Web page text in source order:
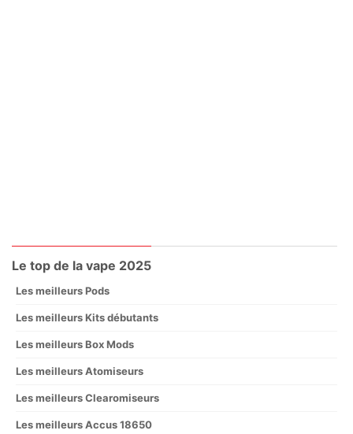
Le top de la vape 2025
Les meilleurs Pods
Les meilleurs Kits débutants
Les meilleurs Box Mods
Les meilleurs Atomiseurs
Les meilleurs Clearomiseurs
Les meilleurs Accus 18650